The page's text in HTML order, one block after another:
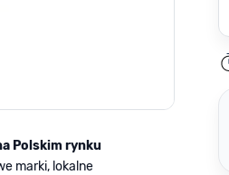
Polskim rynku
marki, lokalne